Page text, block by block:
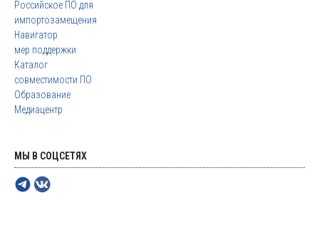
Российское ПО для
импортозамещения
Навигатор
мер поддержки
Каталог
совместимости ПО
Образование
Медиацентр
МЫ В СОЦСЕТЯХ